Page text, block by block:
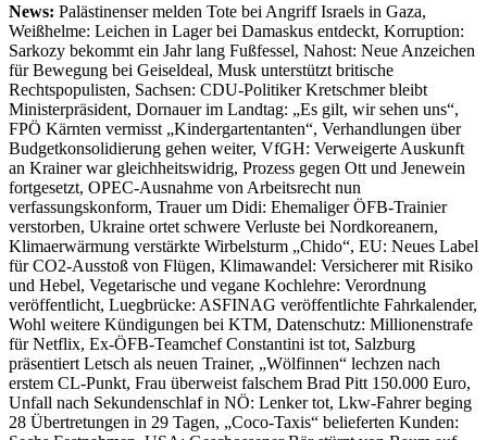
News: Palästinenser melden Tote bei Angriff Israels in Gaza,
Weißhelme: Leichen in Lager bei Damaskus entdeckt, Korruption:
Sarkozy bekommt ein Jahr lang Fußfessel, Nahost: Neue Anzeichen
für Bewegung bei Geiseldeal, Musk unterstützt britische
Rechtspopulisten, Sachsen: CDU-Politiker Kretschmer bleibt
Ministerpräsident, Dornauer im Landtag: „Es gilt, wir sehen uns“,
FPÖ Kärnten vermisst „Kindergartentanten“, Verhandlungen über
Budgetkonsolidierung gehen weiter, VfGH: Verweigerte Auskunft
an Krainer war gleichheitswidrig, Prozess gegen Ott und Jenewein
fortgesetzt, OPEC-Ausnahme von Arbeitsrecht nun
verfassungskonform, Trauer um Didi: Ehemaliger ÖFB-Trainier
verstorben, Ukraine ortet schwere Verluste bei Nordkoreanern,
Klimaerwärmung verstärkte Wirbelsturm „Chido“, EU: Neues Label
für CO2-Ausstoß von Flügen, Klimawandel: Versicherer mit Risiko
und Hebel, Vegetarische und vegane Kochlehre: Verordnung
veröffentlicht, Luegbrücke: ASFINAG veröffentlichte Fahrkalender,
Wohl weitere Kündigungen bei KTM, Datenschutz: Millionenstrafe
für Netflix, Ex-ÖFB-Teamchef Constantini ist tot, Salzburg
präsentiert Letsch als neuen Trainer, „Wölfinnen“ lechzen nach
erstem CL-Punkt, Frau überweist falschem Brad Pitt 150.000 Euro,
Unfall nach Sekundenschlaf in NÖ: Lenker tot, Lkw-Fahrer beging
28 Übertretungen in 29 Tagen, „Coco-Taxis“ belieferten Kunden: